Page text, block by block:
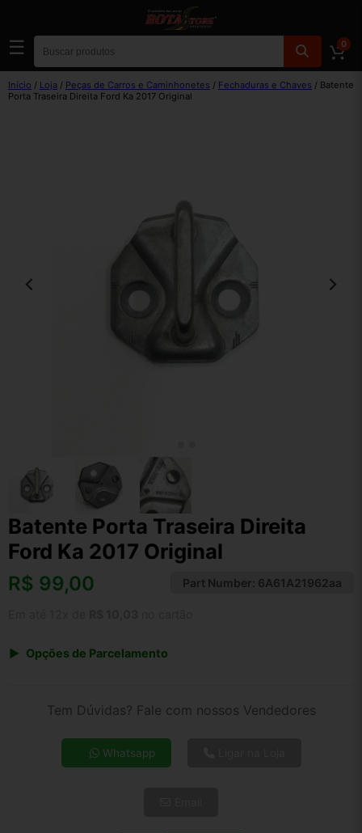
☰ 0
Início / Loja / Peças de Carros e Caminhonetes / Fechaduras e Chaves / Batente
Porta Traseira Direita Ford Ka 2017 Original
Batente Porta Traseira Direita
Ford Ka 2017 Original
R$ 99,00 Part Number: 6A61A21962aa
Opções de Parcelamento
4x de R$ 27,44
5x de R$ 22,24
Tem Dúvidas? Fale com nossos Vendedores
Whatsapp